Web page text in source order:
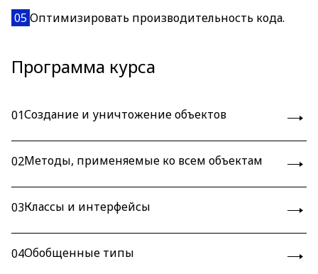
05Оптимизировать производительность кода.
Программа курса
01Создание и уничтожение объектов
02Методы, применяемые ко всем объектам
03Классы и интерфейсы
04Обобщенные типы